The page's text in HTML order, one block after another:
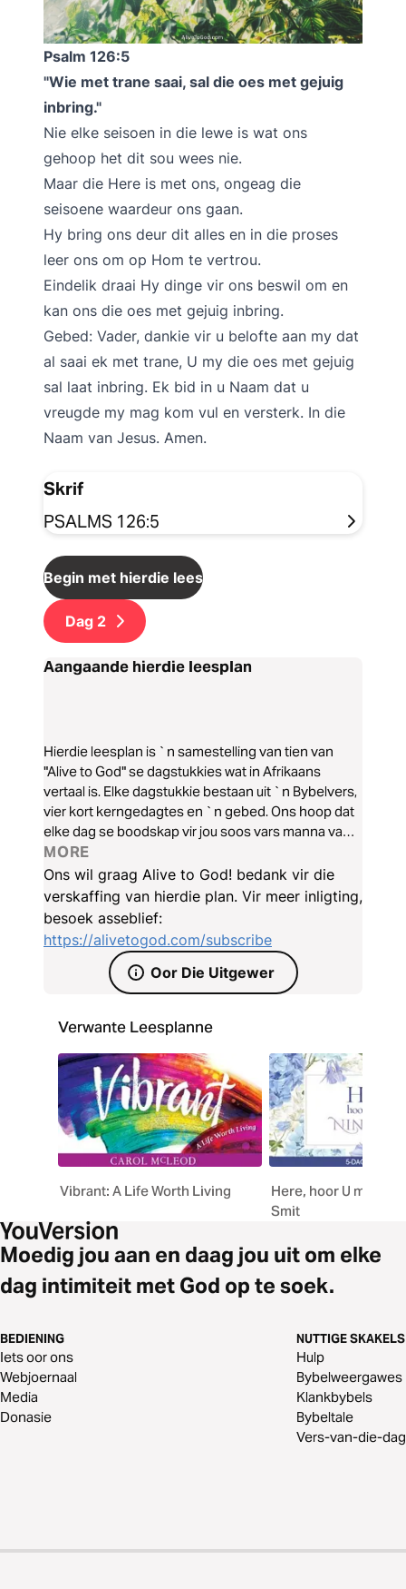
Psalm 126:5
"Wie met trane saai, sal die oes met gejuig
inbring."
Nie elke seisoen in die lewe is wat ons
gehoop het dit sou wees nie.
Maar die Here is met ons, ongeag die
seisoene waardeur ons gaan.
Hy bring ons deur dit alles en in die proses
leer ons om op Hom te vertrou.
Eindelik draai Hy dinge vir ons beswil om en
kan ons die oes met gejuig inbring.
Gebed: Vader, dankie vir u belofte aan my dat
al saai ek met trane, U my die oes met gejuig
sal laat inbring. Ek bid in u Naam dat u
vreugde my mag kom vul en versterk. In die
Naam van Jesus. Amen.
Skrif
PSALMS 126:5
Begin met hierdie leesplan
Dag 2
Aangaande hierdie leesplan
Hierdie leesplan is `n samestelling van tien van
"Alive to God" se dagstukkies wat in Afrikaans
vertaal is. Elke dagstukkie bestaan uit `n Bybelvers,
vier kort kerngedagtes en `n gebed. Ons hoop dat
elke dag se boodskap vir jou soos vars manna van
die Here af sal wees.
MORE
Ons wil graag Alive to God! bedank vir die
verskaffing van hierdie plan. Vir meer inligting,
besoek asseblief:
https://alivetogod.com/subscribe
Oor Die Uitgewer
Verwante Leesplanne
Vibrant: A Life Worth Living
Here, hoor U my?
Smit
Moedig jou aan en daag jou uit om elke
dag intimiteit met God op te soek.
BEDIENING
Iets oor ons
Webjoernaal
Media
Donasie
NUTTIGE SKAKELS
Hulp
Bybelweergawes
Klankbybels
Bybeltale
Vers-van-die-dag